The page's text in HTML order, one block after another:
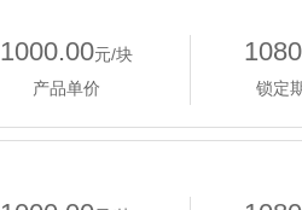
1000.00元/块
产品单价
1080
锁定